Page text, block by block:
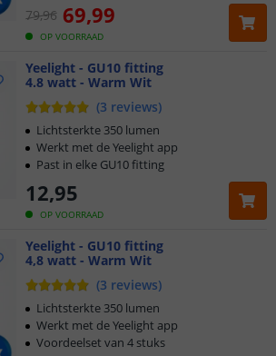
OP VOORRAAD
79,96 69,99
Yeelight - GU10 fitting
4.8 watt - Warm Wit
(3 reviews)
OP VOORRAAD
12,95
Lichtsterkte 350 lumen
Werkt met de Yeelight app
Past in elke GU10 fitting
Yeelight - GU10 fitting
4,8 watt - Warm Wit
(3 reviews)
Lichtsterkte 350 lumen
Werkt met de Yeelight app
Voordeelset van 4 stuks